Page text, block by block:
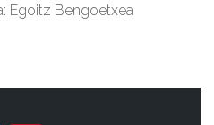
Egoitz Bengoetxea